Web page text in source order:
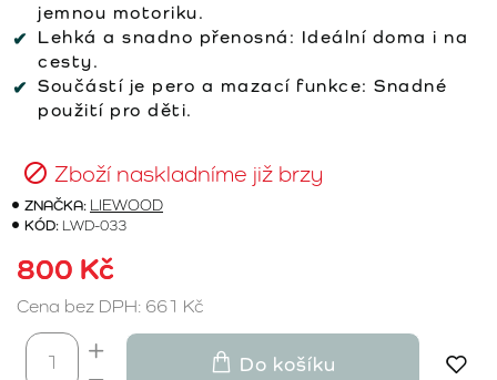
jemnou motoriku.
Lehká a snadno přenosná: Ideální doma i na
cesty.
Součástí je pero a mazací funkce: Snadné
použití pro děti.
Zboží naskladníme již brzy
ZNAČKA: LIEWOOD
KÓD: LWD-033
800 Kč
Cena bez DPH: 661 Kč
Do košíku